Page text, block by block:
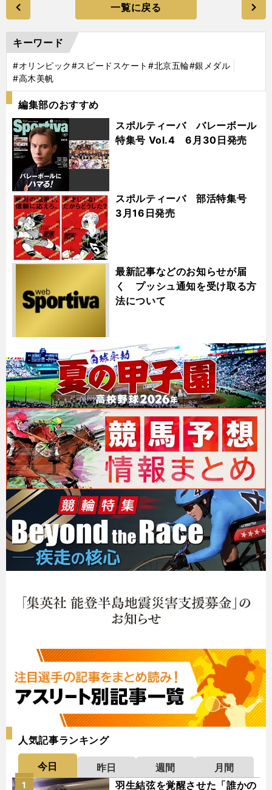
一覧に戻る
キーワード
#オリンピック#スピードスケート #北京五輪#銀メダル
#高木美帆
編集部のおすすめ
スポルティーバ バレーボール
特集号 Vol.4 6月30日発売
スポルティーバ 部活特集号
3月16日発売
最新記事などのお知らせが届
く プッシュ通知を受け取る方
法について
人気記事ランキング
今日 昨日 週間
月間
羽生結弦を覚醒させた「誰かの
1